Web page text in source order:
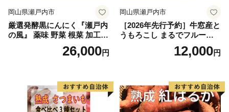
岡山県瀬戸内市
厳選発酵黒にんにく『瀬戸内
の風』 薬味 野菜 根菜 加工食
26,000円
岡山県瀬戸内市
［2026年先行予約］牛窓産と
うもろこし まるでフルー
ツ！最高糖度25度超え 生で
甘い、茹でて美味い！ 黄色
野菜
12,000円